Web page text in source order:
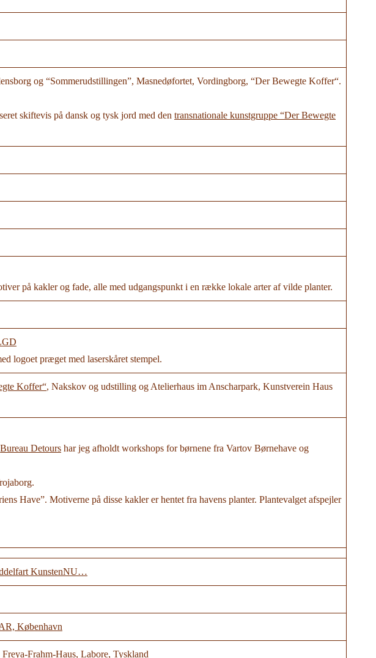
og “Sommerudstillingen”, Masnedøfortet, Vordingborg, “Der Bewegte Koffer“.
skiftevis på dansk og tysk jord med den transnationale kunstgruppe “Der Bewegte
på kakler og fade, alle med udgangspunkt i en række lokale arter af vilde planter.
logoet præget med laserskåret stempel.
Koffer“, Nakskov og udstilling og Atelierhaus im Anscharpark, Kunstverein Haus
Bureau Detours har jeg afholdt workshops for børnene fra Vartov Børnehave og
Have”. Motiverne på disse kakler er hentet fra havens planter. Plantevalget afspejler
KunstenNU…
København
Freya-Frahm-Haus, Labore, Tyskland